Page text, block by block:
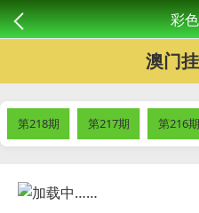
彩
澳门
第218期 第217期 第216期